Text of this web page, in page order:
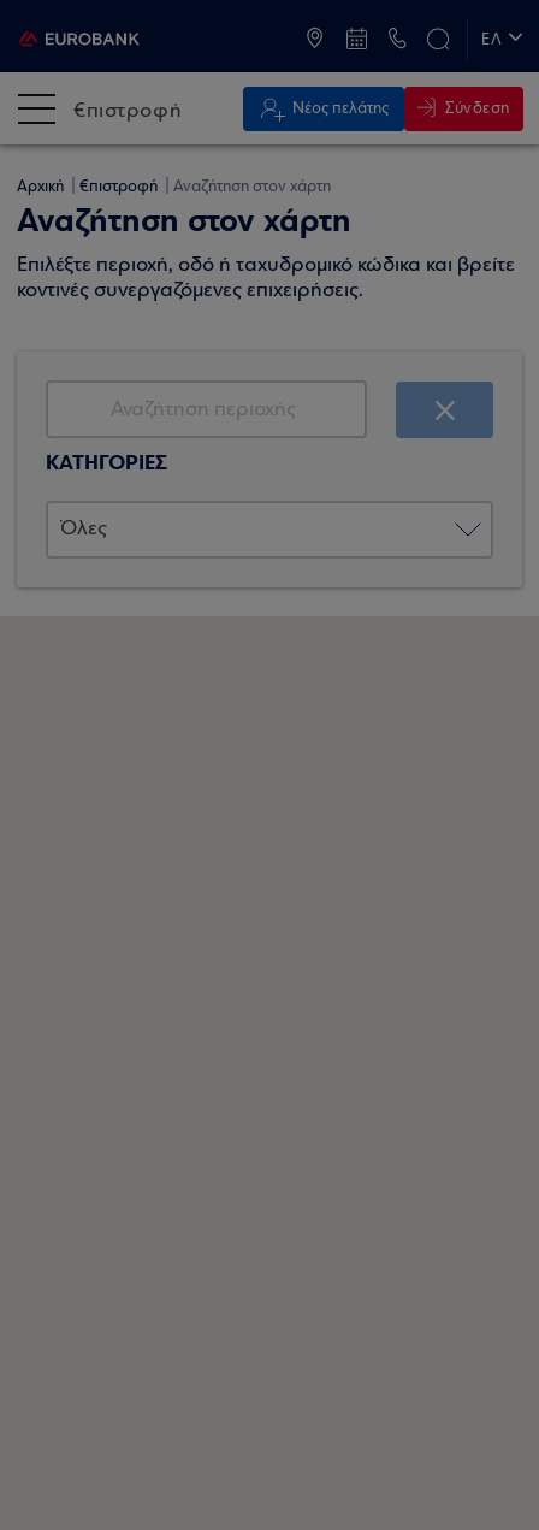
ΕΛ
€πιστροφή Νέος πελάτης Σύνδεση
Αρχική €πιστροφή Αναζήτηση στον χάρτη
Αναζήτηση στον χάρτη
Επιλέξτε περιοχή, οδό ή ταχυδρομικό κώδικα και βρείτε
κοντινές συνεργαζόμενες επιχειρήσεις.
ΚΑΤΗΓΟΡΙΕΣ